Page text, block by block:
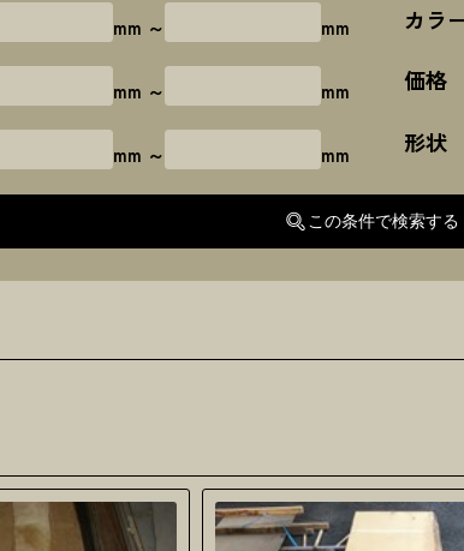
mm ～ mm
mm ～ mm
mm ～ mm
カラ
価格
形状
この条件で検索する